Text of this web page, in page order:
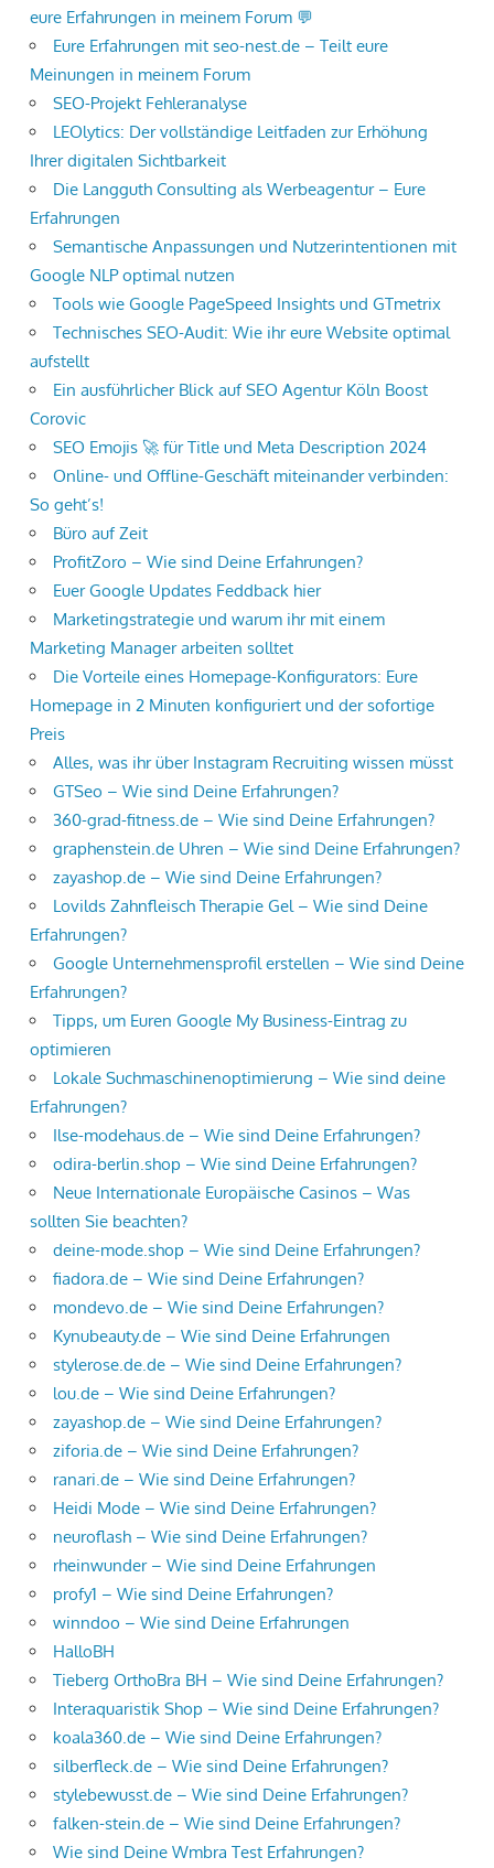
eure Erfahrungen in meinem Forum 💬
Eure Erfahrungen mit seo-nest.de – Teilt eure
Meinungen in meinem Forum
SEO-Projekt Fehleranalyse
LEOlytics: Der vollständige Leitfaden zur Erhöhung
Ihrer digitalen Sichtbarkeit
Die Langguth Consulting als Werbeagentur – Eure
Erfahrungen
Semantische Anpassungen und Nutzerintentionen mit
Google NLP optimal nutzen
Tools wie Google PageSpeed Insights und GTmetrix
Technisches SEO-Audit: Wie ihr eure Website optimal
aufstellt
Ein ausführlicher Blick auf SEO Agentur Köln Boost
Corovic
SEO Emojis 🚀 für Title und Meta Description 2024
Online- und Offline-Geschäft miteinander verbinden:
So geht’s!
Büro auf Zeit
ProfitZoro – Wie sind Deine Erfahrungen?
Euer Google Updates Feddback hier
Marketingstrategie und warum ihr mit einem
Marketing Manager arbeiten solltet
Die Vorteile eines Homepage-Konfigurators: Eure
Homepage in 2 Minuten konfiguriert und der sofortige
Preis
Alles, was ihr über Instagram Recruiting wissen müsst
GTSeo – Wie sind Deine Erfahrungen?
360-grad-fitness.de – Wie sind Deine Erfahrungen?
graphenstein.de Uhren – Wie sind Deine Erfahrungen?
zayashop.de – Wie sind Deine Erfahrungen?
Lovilds Zahnfleisch Therapie Gel – Wie sind Deine
Erfahrungen?
Google Unternehmensprofil erstellen – Wie sind Deine
Erfahrungen?
Tipps, um Euren Google My Business-Eintrag zu
optimieren
Lokale Suchmaschinenoptimierung – Wie sind deine
Erfahrungen?
Ilse-modehaus.de – Wie sind Deine Erfahrungen?
odira-berlin.shop – Wie sind Deine Erfahrungen?
Neue Internationale Europäische Casinos – Was
sollten Sie beachten?
deine-mode.shop – Wie sind Deine Erfahrungen?
fiadora.de – Wie sind Deine Erfahrungen?
mondevo.de – Wie sind Deine Erfahrungen?
Kynubeauty.de – Wie sind Deine Erfahrungen
stylerose.de.de – Wie sind Deine Erfahrungen?
lou.de – Wie sind Deine Erfahrungen?
zayashop.de – Wie sind Deine Erfahrungen?
ziforia.de – Wie sind Deine Erfahrungen?
ranari.de – Wie sind Deine Erfahrungen?
Heidi Mode – Wie sind Deine Erfahrungen?
neuroflash – Wie sind Deine Erfahrungen?
rheinwunder – Wie sind Deine Erfahrungen
profy1 – Wie sind Deine Erfahrungen?
winndoo – Wie sind Deine Erfahrungen
HalloBH
Tieberg OrthoBra BH – Wie sind Deine Erfahrungen?
Interaquaristik Shop – Wie sind Deine Erfahrungen?
koala360.de – Wie sind Deine Erfahrungen?
silberfleck.de – Wie sind Deine Erfahrungen?
stylebewusst.de – Wie sind Deine Erfahrungen?
falken-stein.de – Wie sind Deine Erfahrungen?
Wie sind Deine Wmbra Test Erfahrungen?